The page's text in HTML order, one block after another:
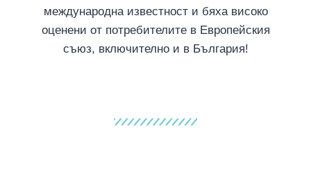
международна известност и бяха високо
оценени от потребителите в Европейския
съюз, включително и в България!